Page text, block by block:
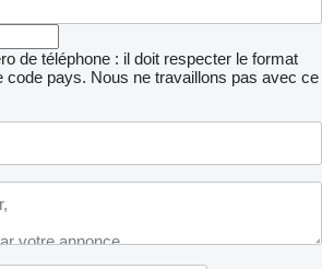
de téléphone : il doit respecter le format
code pays. Nous ne travaillons pas avec ce